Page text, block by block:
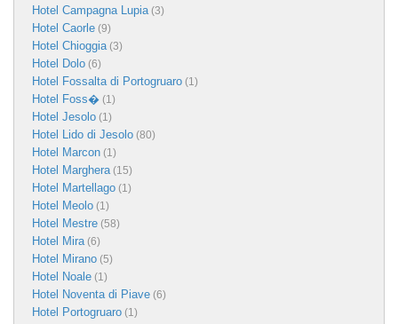
Hotel Campagna Lupia(3)
Hotel Caorle (9)
Hotel Chioggia(3)
Hotel Dolo (6)
Hotel Fossalta di Portogruaro (1)
Hotel Foss� (1)
Hotel Jesolo (1)
Hotel Lido di Jesolo (80)
Hotel Marcon (1)
Hotel Marghera(15)
Hotel Martellago (1)
Hotel Meolo (1)
Hotel Mestre (58)
Hotel Mira(6)
Hotel Mirano (5)
Hotel Noale (1)
Hotel Noventa di Piave (6)
Hotel Portogruaro (1)